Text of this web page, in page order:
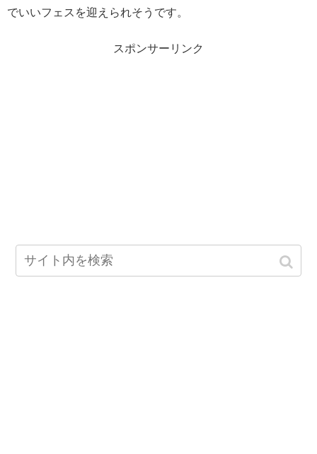
でいいフェスを迎えられそうです。
スポンサーリンク